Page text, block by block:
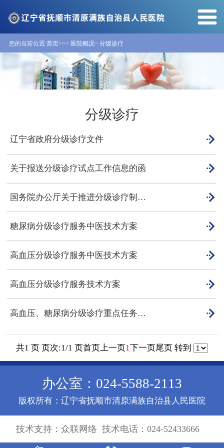
您的当前位置:首页>>> 医院概况> 分级诊疗
分级诊疗

辽宁省政府分级诊疗文件

关于报送分级诊疗试点工作信息的函

国务院办公厅关于推进分级诊疗制度建设的指导意见

糖尿病分级诊疗服务中医技术方案

高血压分级诊疗服务中医技术方案

高血压分级诊疗服务技术方案

高血压、糖尿病分级诊疗重点任务 及服务流程图
共1 页 页次:1/1 页首页上一页 1下一页 尾页 转到
办公室：024-5588-2113
版权所有：辽宁省抚顺市清原满族自治县人民医院
技术支持： 众联网络 技术电话：024-52433666